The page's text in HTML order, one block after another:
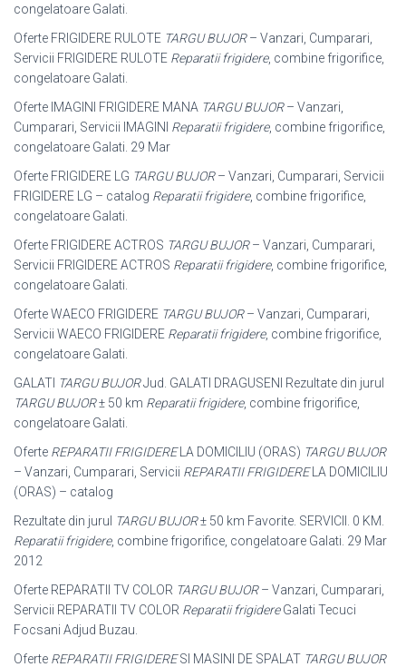
congelatoare Galati
Oferte FRIGIDERE RULOTE TARGU BUJOR– Vanzari, Cumparari,
Servicii FRIGIDERE RULOTE Reparatii frigidere, combine frigorifice,
congelatoare Galati.
Oferte IMAGINI FRIGIDERE MANA TARGU BUJOR– Vanzari,
Cumparari, Servicii IMAGINI Reparatii frigidere, combine frigorifice,
congelatoare Galati. 29 Mar
Oferte FRIGIDERE LG TARGU BUJOR– Vanzari, Cumparari, Servicii
FRIGIDERE LG – catalog Reparatii frigidere, combine frigorifice,
congelatoare Galati.
Oferte FRIGIDERE ACTROS TARGU BUJOR– Vanzari, Cumparari,
Servicii FRIGIDERE ACTROS Reparatii frigidere, combine frigorifice,
congelatoare Galati.
Oferte WAECO FRIGIDERE TARGU BUJOR– Vanzari, Cumparari,
Servicii WAECO FRIGIDERE Reparatii frigidere, combine frigorifice,
congelatoare Galati.
GALATI TARGU BUJORJud. GALATI DRAGUSENI Rezultate din jurul
TARGU BUJOR± 50 km Reparatii frigidere, combine frigorifice,
congelatoare Galati.
Oferte REPARATII FRIGIDERELA DOMICILIU (ORAS) TARGU BUJOR
– Vanzari, Cumparari, Servicii REPARATII FRIGIDERELA DOMICILIU
(ORAS) – catalog
Rezultate din jurul TARGU BUJOR± 50 km Favorite. SERVICII. 0 KM.
Reparatii frigidere, combine frigorifice, congelatoare Galati. 29 Mar
2012
Oferte REPARATII TV COLOR TARGU BUJOR– Vanzari, Cumparari,
Servicii REPARATII TV COLOR Reparatii frigidereGalati Tecuci
Focsani Adjud Buzau.
Oferte REPARATII FRIGIDERESI MASINI DE SPALAT TARGU BUJOR